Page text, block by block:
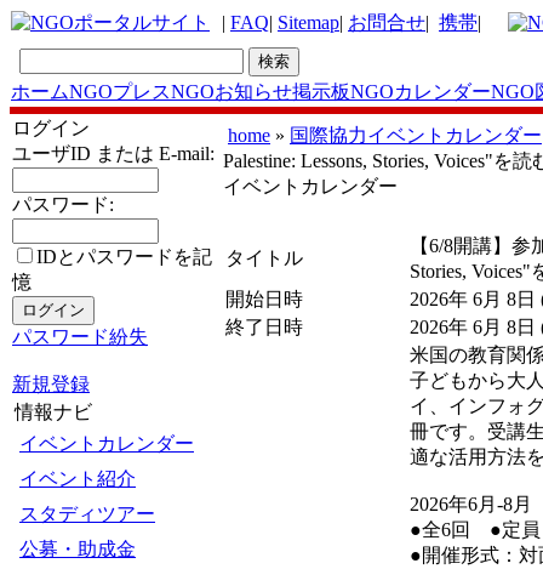
| FAQ| Sitemap| お問合せ| 携帯|
ホームNGOプレスNGOお知らせ掲示板NGOカレンダーNGO
ログイン
ユーザID または E-mail:
パスワード:
IDとパスワードを記
憶
パスワード紛失
新規登録
情報ナビ
イベントカレンダー
イベント紹介
スタディツアー
公募・助成金
home » 国際協力イベントカレンダー
Palestine: Lessons, Stories, Voices"を
イベントカレンダー
タイトル
【6/8開講】
Stories,
開始日時
2026年 6月 8
終了日時
2026年 6月 8
米国の教育関
子どもから大
イ、インフォ
冊です。受講
適な活用方法
2026年6月‐8
●全6回 ●定員
●開催形式：対